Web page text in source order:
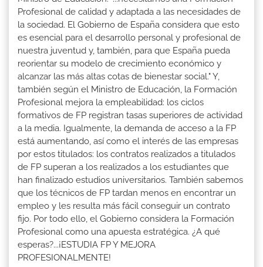
Profesional de calidad y adaptada a las necesidades de
la sociedad. El Gobierno de España considera que esto
es esencial para el desarrollo personal y profesional de
nuestra juventud y, también, para que España pueda
reorientar su modelo de crecimiento económico y
alcanzar las más altas cotas de bienestar social." Y,
también según el Ministro de Educación, la Formación
Profesional mejora la empleabilidad: los ciclos
formativos de FP registran tasas superiores de actividad
a la media. Igualmente, la demanda de acceso a la FP
está aumentando, así como el interés de las empresas
por estos titulados: los contratos realizados a titulados
de FP superan a los realizados a los estudiantes que
han finalizado estudios universitarios. También sabemos
que los técnicos de FP tardan menos en encontrar un
empleo y les resulta más fácil conseguir un contrato
fijo. Por todo ello, el Gobierno considera la Formación
Profesional como una apuesta estratégica. ¿A qué
esperas?...¡ESTUDIA FP Y MEJORA
PROFESIONALMENTE!